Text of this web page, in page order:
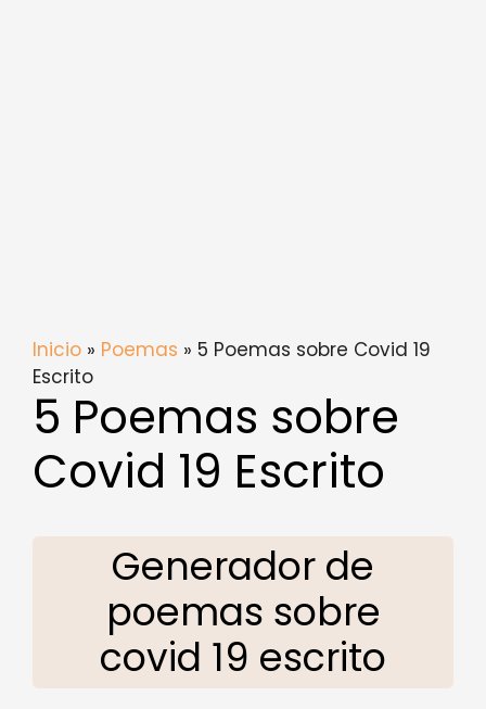
Inicio » Poemas » 5 Poemas sobre Covid 19
Escrito
5 Poemas sobre
Covid 19 Escrito
Generador de
poemas sobre
covid 19 escrito